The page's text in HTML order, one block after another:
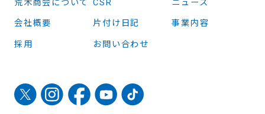
荒木商会について CSR ニュース
会社概要 片付け日記 事業内容
採用 お問い合わせ